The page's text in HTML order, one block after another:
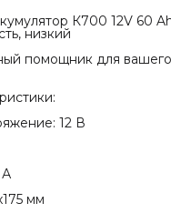
К700 12V 60
низкий
помощник для вашего
12 В
А
мм